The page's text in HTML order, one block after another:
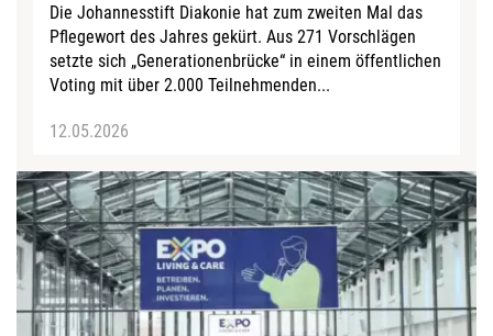
Die Johannesstift Diakonie hat zum zweiten Mal das
Pflegewort des Jahres gekürt. Aus 271 Vorschlägen
setzte sich „Generationenbrücke“ in einem öffentlichen
Voting mit über 2.000 Teilnehmenden...
12.05.2026